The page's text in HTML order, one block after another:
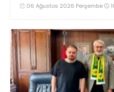
sporculara Kandıra'nın
06 Ağustos 2026 Perşembe